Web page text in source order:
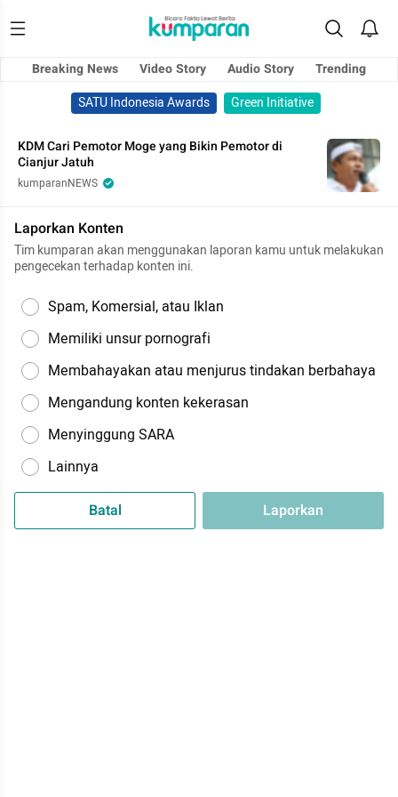
Breaking News Video Story Audio Story
Trending
SATU Indonesia Awards
Green Initiative
KDM Cari Pemotor Moge yang Bikin Pemotor di
Cianjur Jatuh
kumparanNEWS
Laporkan Konten
Tim kumparan akan menggunakan laporan kamu untuk melakukan
pengecekan terhadap konten ini.
Spam, Komersial, atau Iklan
Memiliki unsur pornografi
Membahayakan atau menjurus tindakan berbahaya
Mengandung konten kekerasan
Menyinggung SARA
Lainnya
Batal Laporkan